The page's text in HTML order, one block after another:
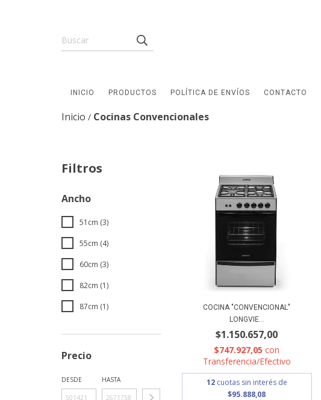
INICIO PRODUCTOS POLÍTICA DE ENVÍOS CONTACTO
Inicio / Cocinas Convencionales
Filtros
Ancho
51cm (3)
55cm (4)
60cm (3)
82cm (1)
87cm (1)
Precio
DESDE HASTA
COCINA "CONVENCIONAL"
LONGVIE...
$1.150.657,00
$747.927,05con
Transferencia/Efectivo
12 cuotas sin interés de
$95.888,08